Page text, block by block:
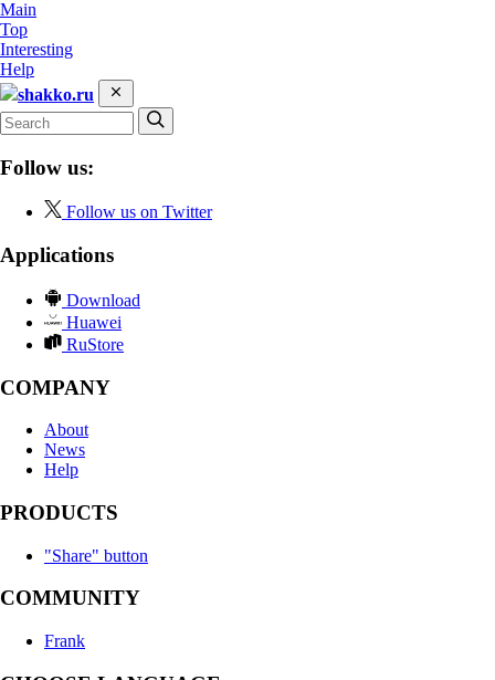
Main
Top
Interesting
Help
shakko.ru
Follow us:
Follow us on Twitter
Applications
Download
Huawei
RuStore
COMPANY
About
News
Help
PRODUCTS
"Share" button
COMMUNITY
Frank